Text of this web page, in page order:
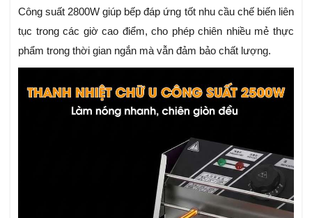
Công suất 2800W giúp bếp đáp ứng tốt nhu cầu chế biến liên
tục trong các giờ cao điểm, cho phép chiên nhiều mẻ thực
phẩm trong thời gian ngắn mà vẫn đảm bảo chất lượng.